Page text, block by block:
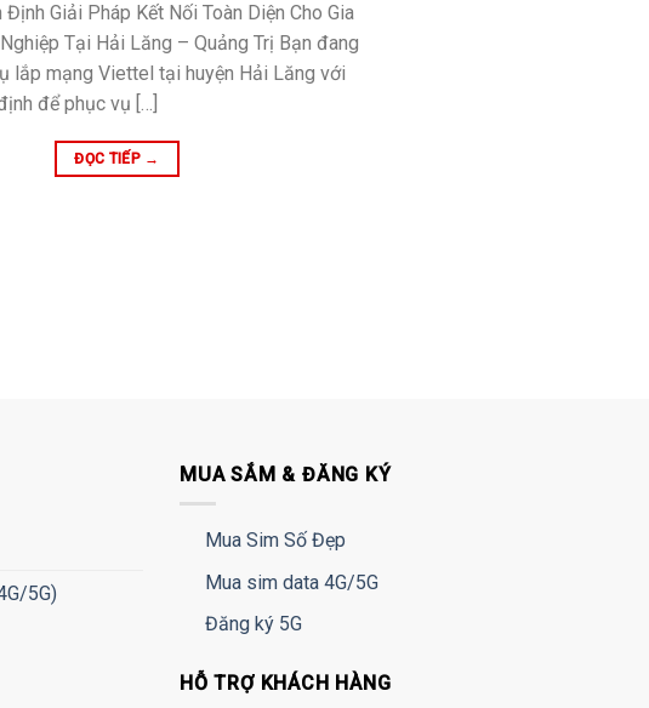
Định Giải Pháp Kết Nối Toàn Diện Cho Gia
Tại Hải Lăng – Quảng Trị Bạn đang
lắp mạng Viettel tại huyện Hải Lăng với
để phục vụ […]
ĐỌC TIẾP →
5G)
MUA SẮM & ĐĂNG KÝ
Mua Sim Số Đẹp
Mua sim data 4G/5G
Đăng ký 5G
HỖ TRỢ KHÁCH HÀNG